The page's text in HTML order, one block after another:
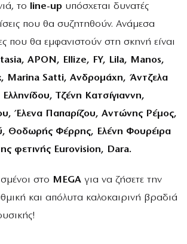
το line-up υπόσχεται δυνατές
που θα συζητηθούν. Ανάμεσα
που θα εμφανιστούν στη σκηνή είναι
APON, Ellize, FY, Lila, Manos,
Marina Satti, Ανδρομάχη, Άντζελα
Τζένη Κατσίγιαννη,
Έλενα Παπαρίζου, Αντώνης Ρέμος,
Θοδωρής Φέρρης, Ελένη Φουρέιρα
φετινής Eurovision, Dara.
στο MEGA για να ζήσετε την
και απόλυτα καλοκαιρινή βραδιά